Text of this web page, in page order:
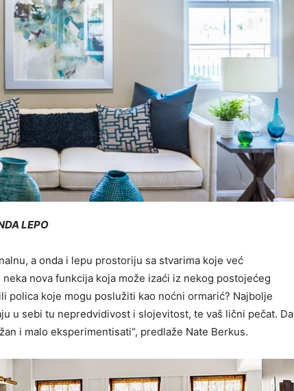
LEPO
a onda i lepu prostoriju sa stvarima koje već
nova funkcija koja može izaći iz nekog postojećeg
polica koje mogu poslužiti kao noćni ormarić? Najbolje
u sebi tu nepredvidivost i slojevitost, te vaš lični pečat. Da
i malo eksperimentisati“, predlaže Nate Berkus.